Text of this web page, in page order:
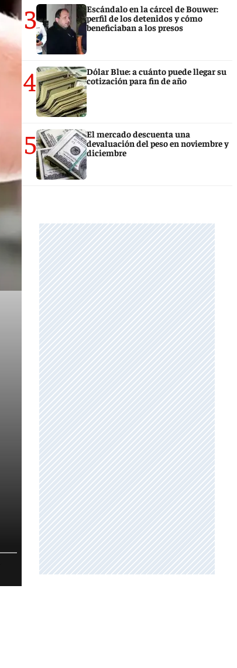
3
Escándalo en la cárcel de Bouwer:
perfil de los detenidos y cómo
beneficiaban a los presos
4
Dólar Blue: a cuánto puede llegar su
cotización para fin de año
5
El mercado descuenta una
devaluación del peso en noviembre y
diciembre